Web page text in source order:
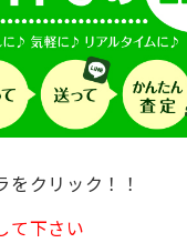
クリック！！
て下さい